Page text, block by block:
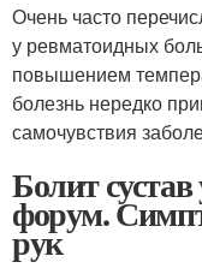
Очень часто
у ревматоидных
повышением
болезнь нередко
самочувствия
Болит
форум.
рук